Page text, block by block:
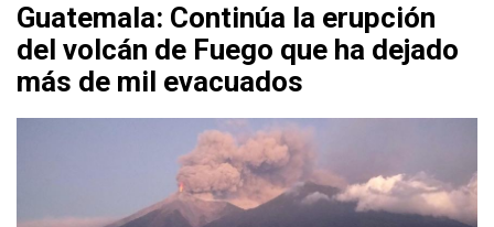
Guatemala: Continúa la erupción
del volcán de Fuego que ha dejado
más de mil evacuados